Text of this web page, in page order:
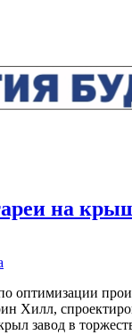
на
оптимизации
Хилл,
завод в